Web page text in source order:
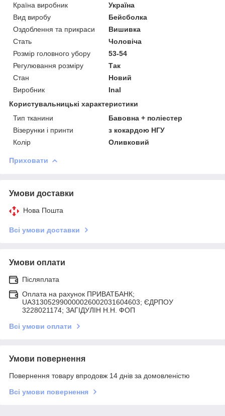
Країна виробник
Україна
Вид виробу
Бейсболка
Оздоблення та прикраси
Вишивка
Стать
Чоловіча
Розмір головного убору
53-54
Регулювання розміру
Так
Стан
Новий
Виробник
Inal
Користувальницькі характеристики
Тип тканини
Бавовна + поліестер
Візерунки і принти
з кокардою НГУ
Колір
Оливковий
Приховати
Умови доставки
Нова Пошта
Всі умови доставки
Умови оплати
Післяплата
Оплата на рахунок ПРИВАТБАНК;
UA313052990000026002031604603; ЄДРПОУ
3228021174; ЗАГIДУЛIН Н.Н. ФОП
Всі умови оплати
Умови повернення
Повернення товару впродовж 14 днів за домовленістю
Всі умови повернення